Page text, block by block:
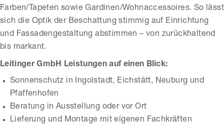
Farben/Tapeten sowie Gardinen/Wohnaccessoires. So lässt
sich die Optik der Beschattung stimmig auf Einrichtung
und Fassadengestaltung abstimmen – von zurückhaltend
bis markant.
Leitinger GmbH Leistungen auf einen Blick:
Sonnenschutz in Ingolstadt, Eichstätt, Neuburg und
Pfaffenhofen
Beratung in Ausstellung oder vor Ort
Lieferung und Montage mit eigenen Fachkräften